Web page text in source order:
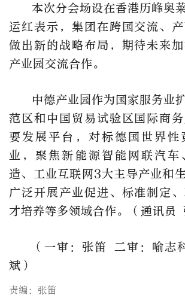
本次分会场设在香港历峰奥
运红表示，集团在跨国交流、
做出新的战略布局，期待未来
产业园交流合作。
中德产业园作为国家服务业
范区和中国贸易试验区国际商
要发展平台，对标德国世界性
业，聚焦新能源智能网联汽车
造、工业互联网3大主导产业和
广泛开展产业促进、标准制定
才培养等多领域合作。（通讯员
（一审：张笛 二审：喻志
斌）
责编：张笛